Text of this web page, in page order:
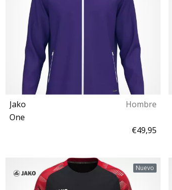
Jako
Hombre
One
€49,95
S M L XL XXL 3XL Nuevo